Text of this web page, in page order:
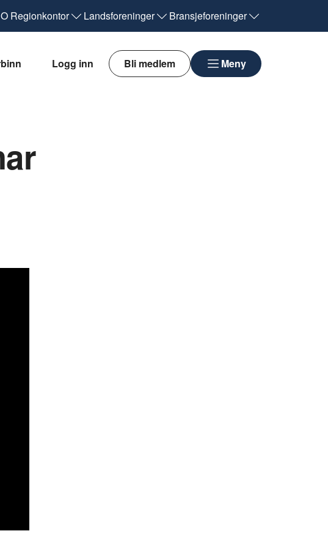
Regionkontor Landsforeninger Bransjeforeninger
Logg inn Bli medlem Meny